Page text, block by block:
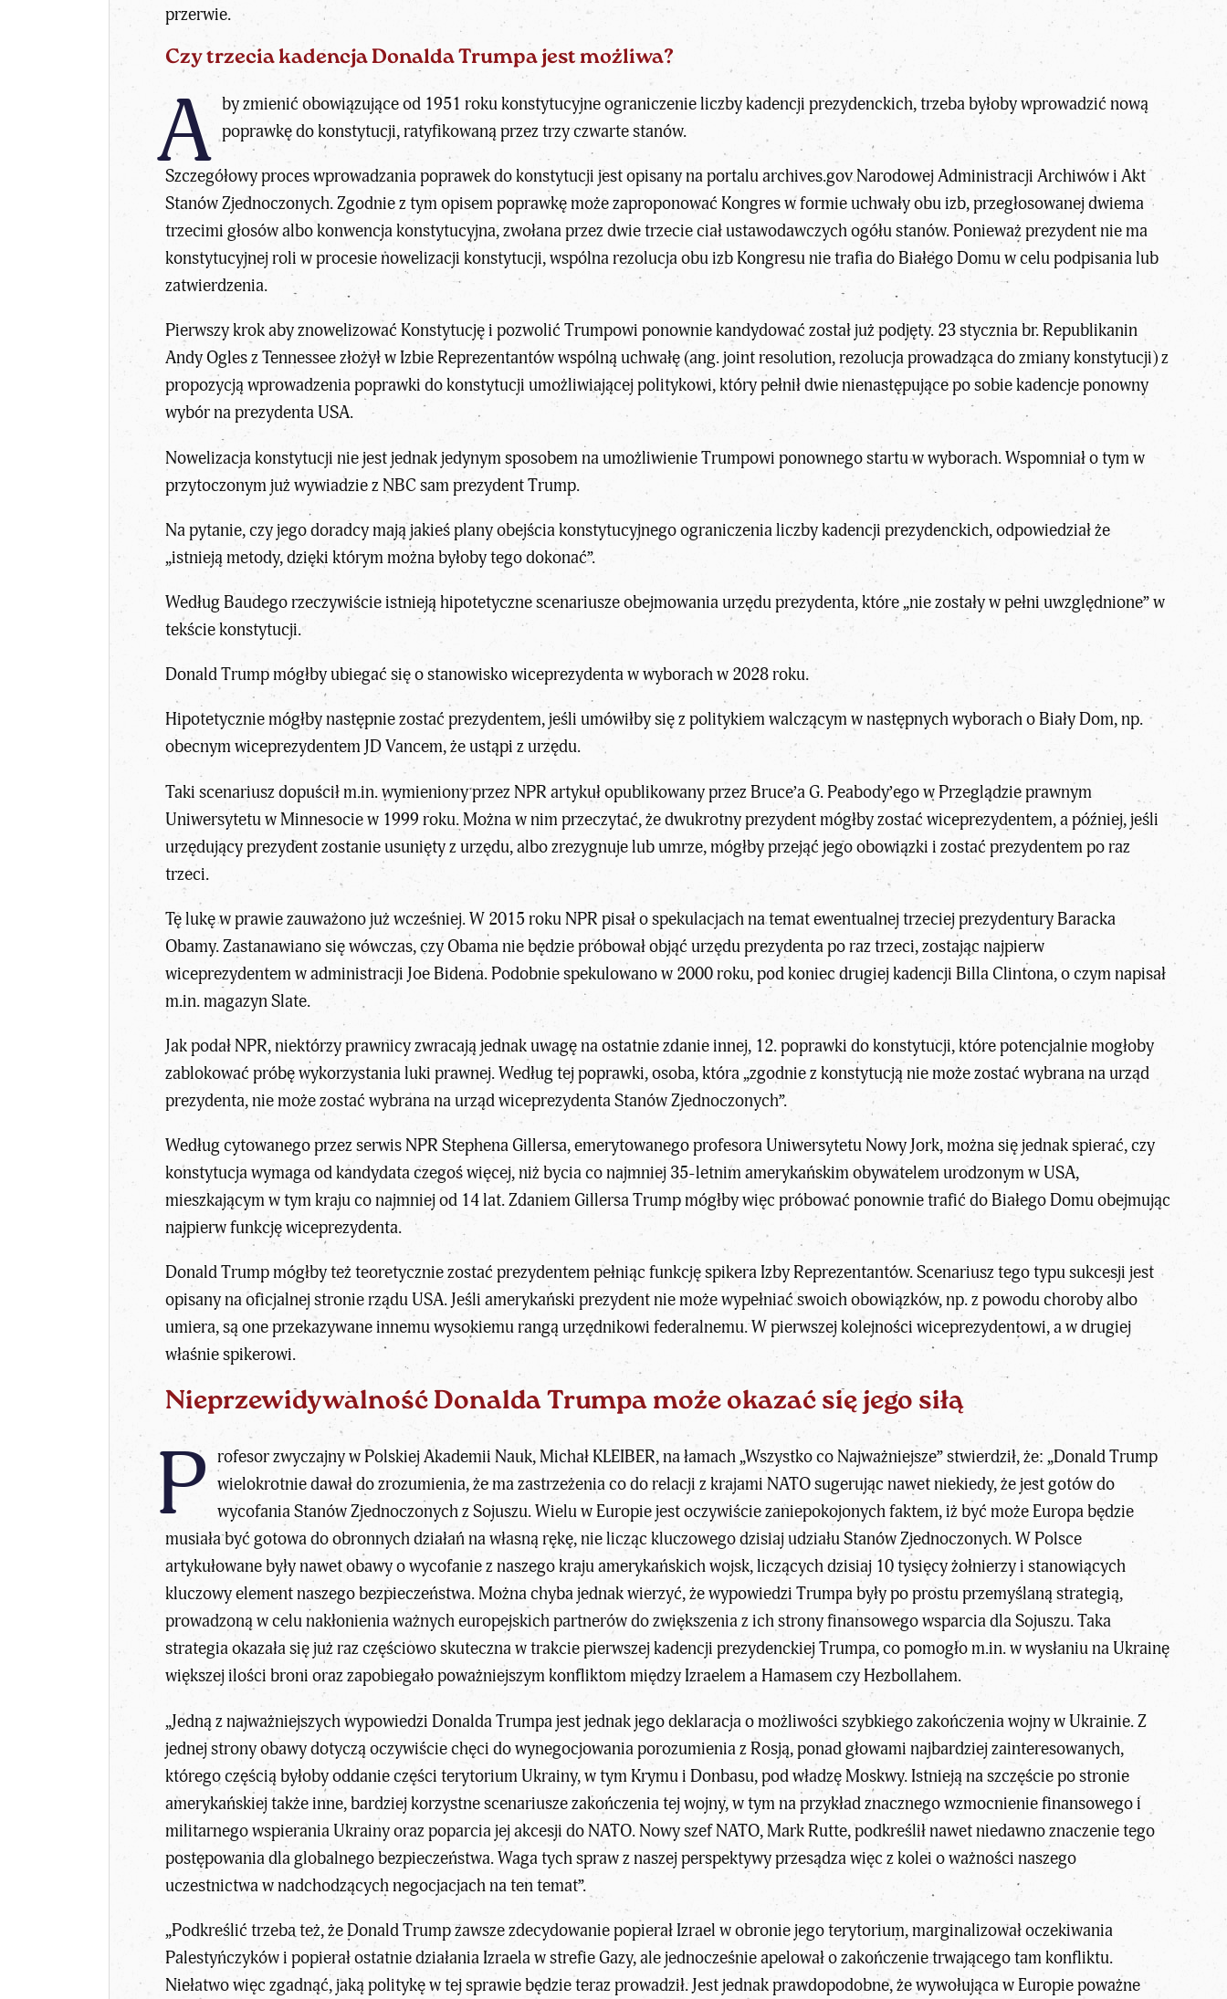
przerwie.
Czy trzecia kadencja Donalda Trumpa jest możliwa?
A by zmienić obowiązujące od 1951 roku konstytucyjne ograniczenie liczby kadencji prezydenckich, trzeba byłoby wprowadzić nową
poprawkę do konstytucji, ratyfikowaną przez trzy czwarte stanów.
Szczegółowy proces wprowadzania poprawek do konstytucji jest opisany na portalu archives.gov Narodowej Administracji Archiwów i Akt
Stanów Zjednoczonych. Zgodnie z tym opisem poprawkę może zaproponować Kongres w formie uchwały obu izb, przegłosowanej dwiema
trzecimi głosów albo konwencja konstytucyjna, zwołana przez dwie trzecie ciał ustawodawczych ogółu stanów. Ponieważ prezydent nie ma
konstytucyjnej roli w procesie nowelizacji konstytucji, wspólna rezolucja obu izb Kongresu nie trafia do Białego Domu w celu podpisania lub
zatwierdzenia.
Pierwszy krok aby znowelizować Konstytucję i pozwolić Trumpowi ponownie kandydować został już podjęty. 23 stycznia br. Republikanin
Andy Ogles z Tennessee złożył w Izbie Reprezentantów wspólną uchwałę (ang. joint resolution, rezolucja prowadząca do zmiany konstytucji) z
propozycją wprowadzenia poprawki do konstytucji umożliwiającej politykowi, który pełnił dwie nienastępujące po sobie kadencje ponowny
wybór na prezydenta USA.
Nowelizacja konstytucji nie jest jednak jedynym sposobem na umożliwienie Trumpowi ponownego startu w wyborach. Wspomniał o tym w
przytoczonym już wywiadzie z NBC sam prezydent Trump.
Na pytanie, czy jego doradcy mają jakieś plany obejścia konstytucyjnego ograniczenia liczby kadencji prezydenckich, odpowiedział że
„istnieją metody, dzięki którym można byłoby tego dokonać”.
Według Baudego rzeczywiście istnieją hipotetyczne scenariusze obejmowania urzędu prezydenta, które „nie zostały w pełni uwzględnione” w
tekście konstytucji.
Donald Trump mógłby ubiegać się o stanowisko wiceprezydenta w wyborach w 2028 roku.
Hipotetycznie mógłby następnie zostać prezydentem, jeśli umówiłby się z politykiem walczącym w następnych wyborach o Biały Dom, np.
obecnym wiceprezydentem JD Vancem, że ustąpi z urzędu.
Taki scenariusz dopuścił m.in. wymieniony przez NPR artykuł opublikowany przez Bruce’a G. Peabody’ego w Przeglądzie prawnym
Uniwersytetu w Minnesocie w 1999 roku. Można w nim przeczytać, że dwukrotny prezydent mógłby zostać wiceprezydentem, a później, jeśli
urzędujący prezydent zostanie usunięty z urzędu, albo zrezygnuje lub umrze, mógłby przejąć jego obowiązki i zostać prezydentem po raz
trzeci.
Tę lukę w prawie zauważono już wcześniej. W 2015 roku NPR pisał o spekulacjach na temat ewentualnej trzeciej prezydentury Baracka
Obamy. Zastanawiano się wówczas, czy Obama nie będzie próbował objąć urzędu prezydenta po raz trzeci, zostając najpierw
wiceprezydentem w administracji Joe Bidena. Podobnie spekulowano w 2000 roku, pod koniec drugiej kadencji Billa Clintona, o czym napisał
m.in. magazyn Slate.
Jak podał NPR, niektórzy prawnicy zwracają jednak uwagę na ostatnie zdanie innej, 12. poprawki do konstytucji, które potencjalnie mogłoby
zablokować próbę wykorzystania luki prawnej. Według tej poprawki, osoba, która „zgodnie z konstytucją nie może zostać wybrana na urząd
prezydenta, nie może zostać wybrana na urząd wiceprezydenta Stanów Zjednoczonych”.
Według cytowanego przez serwis NPR Stephena Gillersa, emerytowanego profesora Uniwersytetu Nowy Jork, można się jednak spierać, czy
konstytucja wymaga od kandydata czegoś więcej, niż bycia co najmniej 35-letnim amerykańskim obywatelem urodzonym w USA,
mieszkającym w tym kraju co najmniej od 14 lat. Zdaniem Gillersa Trump mógłby więc próbować ponownie trafić do Białego Domu obejmując
najpierw funkcję wiceprezydenta.
Donald Trump mógłby też teoretycznie zostać prezydentem pełniąc funkcję spikera Izby Reprezentantów. Scenariusz tego typu sukcesji jest
opisany na oficjalnej stronie rządu USA. Jeśli amerykański prezydent nie może wypełniać swoich obowiązków, np. z powodu choroby albo
umiera, są one przekazywane innemu wysokiemu rangą urzędnikowi federalnemu. W pierwszej kolejności wiceprezydentowi, a w drugiej
właśnie spikerowi.
Nieprzewidywalność Donalda Trumpa może okazać się jego siłą
P rofesor zwyczajny w Polskiej Akademii Nauk,Michał KLEIBER, na łamach„Wszystko co Najważniejsze”stwierdził, że: „Donald Trump
wielokrotnie dawał do zrozumienia, że ma zastrzeżenia co do relacji z krajami NATO sugerując nawet niekiedy, że jest gotów do
wycofania Stanów Zjednoczonych z Sojuszu. Wielu w Europie jest oczywiście zaniepokojonych faktem, iż być może Europa będzie
musiała być gotowa do obronnych działań na własną rękę, nie licząc kluczowego dzisiaj udziału Stanów Zjednoczonych. W Polsce
artykułowane były nawet obawy o wycofanie z naszego kraju amerykańskich wojsk, liczących dzisiaj 10 tysięcy żołnierzy i stanowiących
kluczowy element naszego bezpieczeństwa. Można chyba jednak wierzyć, że wypowiedzi Trumpa były po prostu przemyślaną strategią,
prowadzoną w celu nakłonienia ważnych europejskich partnerów do zwiększenia z ich strony finansowego wsparcia dla Sojuszu. Taka
strategia okazała się już raz częściowo skuteczna w trakcie pierwszej kadencji prezydenckiej Trumpa, co pomogło m.in. w wysłaniu na Ukrainę
większej ilości broni oraz zapobiegało poważniejszym konfliktom między Izraelem a Hamasem czy Hezbollahem.
„Jedną z najważniejszych wypowiedzi Donalda Trumpa jest jednak jego deklaracja o możliwości szybkiego zakończenia wojny w Ukrainie. Z
jednej strony obawy dotyczą oczywiście chęci do wynegocjowania porozumienia z Rosją, ponad głowami najbardziej zainteresowanych,
którego częścią byłoby oddanie części terytorium Ukrainy, w tym Krymu i Donbasu, pod władzę Moskwy. Istnieją na szczęście po stronie
amerykańskiej także inne, bardziej korzystne scenariusze zakończenia tej wojny, w tym na przykład znacznego wzmocnienie finansowego i
militarnego wspierania Ukrainy oraz poparcia jej akcesji do NATO. Nowy szef NATO, Mark Rutte, podkreślił nawet niedawno znaczenie tego
postępowania dla globalnego bezpieczeństwa. Waga tych spraw z naszej perspektywy przesądza więc z kolei o ważności naszego
uczestnictwa w nadchodzących negocjacjach na ten temat”.
„Podkreślić trzeba też, że Donald Trump zawsze zdecydowanie popierał Izrael w obronie jego terytorium, marginalizował oczekiwania
Palestyńczyków i popierał ostatnie działania Izraela w strefie Gazy, ale jednocześnie apelował o zakończenie trwającego tam konfliktu.
Niełatwo więc zgadnąć, jaką politykę w tej sprawie będzie teraz prowadził. Jest jednak prawdopodobne, że wywołująca w Europie poważne